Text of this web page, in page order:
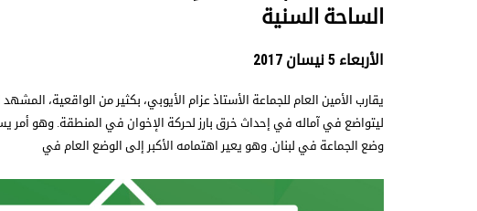
الساحة السنية
الأربعاء 5 نيسان 2017
يقارب الأمين العام للجماعة الأستاذ عزام الأيوبي، بكثير من الواقعية،
ليتواضع في آماله في إحداث خرق بارز لحركة الإخوان في المنطقة. وهو أمر
وضع الجماعة في لبنان. وهو يعير اهتمامه الأكبر إلى الوضع العام في